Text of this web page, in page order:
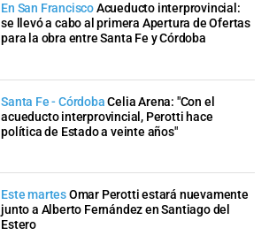
En San FranciscoAcueducto interprovincial:
se llevó a cabo al primera Apertura de Ofertas
para la obra entre Santa Fe y Córdoba
Santa Fe - Córdoba Celia Arena: "Con el
acueducto interprovincial, Perotti hace
política de Estado a veinte años"
Este martesOmar Perotti estará nuevamente
junto a Alberto Fernández en Santiago del
Estero